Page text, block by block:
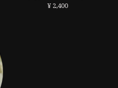
¥ 2,400